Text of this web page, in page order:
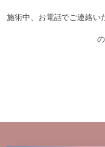
施術中、お電話でご連絡い